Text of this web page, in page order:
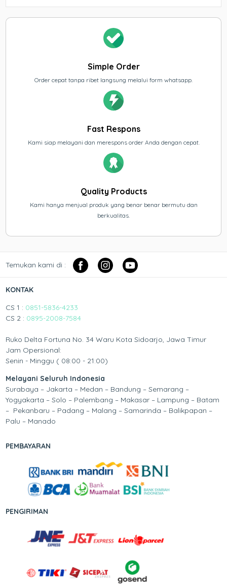
Simple Order
Order cepat tanpa ribet langsung melalui form whatsapp.
Fast Respons
Kami siap melayani dan merespons order Anda dengan cepat.
Quality Products
Kami hanya menjual produk yang benar benar bermutu dan
berkualitas.
Temukan kami di :
KONTAK
CS 1 : 0851-5836-4233
CS 2 : 0895-2008-7584
Ruko Delta Fortuna No. 34 Waru Kota Sidoarjo, Jawa Timur
Jam Opersional:
Senin - Minggu ( 08:00 - 21:00)
Melayani Seluruh Indonesia
Surabaya – Jakarta – Medan – Bandung – Semarang –
Yogyakarta – Solo – Palembang – Makasar – Lampung – Batam
– Pekanbaru – Padang – Malang – Samarinda – Balikpapan –
Palu – Manado
PEMBAYARAN
PENGIRIMAN